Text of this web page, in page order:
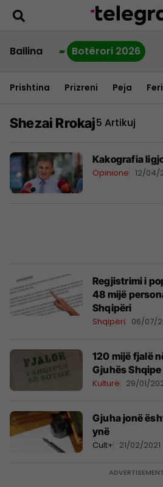
Ballina Botërori 2026
Prishtina Prizreni Peja
Shezai Rrokaj5 Artikuj
Kakografia
Opinione 12/04/
Regjistrimi i
48 mijë
Shqipëri
Shqipëri 06/07/
120 mijë fjalë
Gjuhës Shqipe
Kulturë 29/01/
Gjuha jonë
ynë
Cult+ 21/02/2021